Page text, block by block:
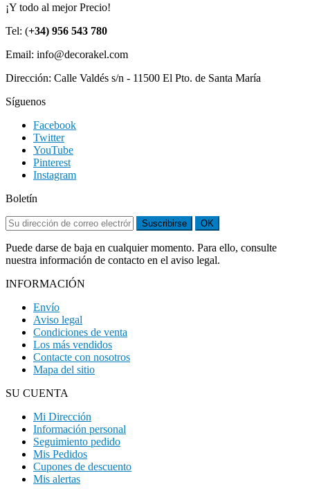
¡Y todo al mejor Precio!
Tel: (+34) 956 543 780
Email: info@decorakel.com
Dirección: Calle Valdés s/n - 11500 El Pto. de Santa María
Síguenos
Facebook
Twitter
YouTube
Pinterest
Instagram
Boletín
Suscribirse OK
Puede darse de baja en cualquier momento. Para ello, consulte
nuestra información de contacto en el aviso legal.
INFORMACIÓN
Envío
Aviso legal
Condiciones de venta
Los más vendidos
Contacte con nosotros
Mapa del sitio
SU CUENTA
Mi Dirección
Información personal
Seguimiento pedido
Mis Pedidos
Cupones de descuento
Mis alertas